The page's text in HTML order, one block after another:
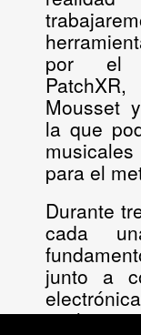
por el
Mousset
la que
para el
Durante
cada
junto a